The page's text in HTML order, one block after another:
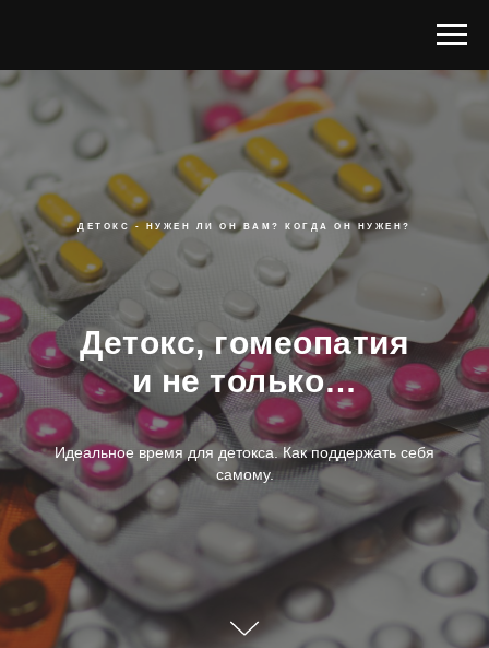
ДЕТОКС - НУЖЕН ЛИ ОН ВАМ? КОГДА ОН НУЖЕН?
Детокс, гомеопатия
и не только…
Идеальное время для детокса. Как поддержать себя
самому.